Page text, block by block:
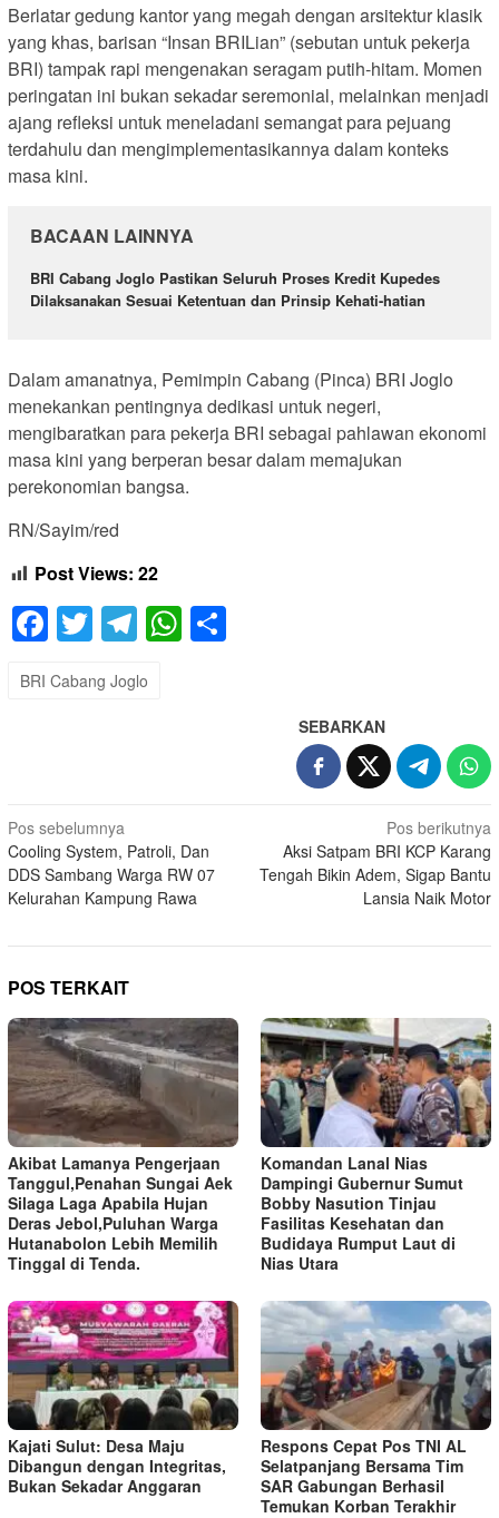
Berlatar gedung kantor yang megah dengan arsitektur klasik
yang khas, barisan “Insan BRILian” (sebutan untuk pekerja
BRI) tampak rapi mengenakan seragam putih-hitam. Momen
peringatan ini bukan sekadar seremonial, melainkan menjadi
ajang refleksi untuk meneladani semangat para pejuang
terdahulu dan mengimplementasikannya dalam konteks
masa kini.
BACAAN LAINNYA
BRI Cabang Joglo Pastikan Seluruh Proses Kredit Kupedes
Dilaksanakan Sesuai Ketentuan dan Prinsip Kehati-hatian
Dalam amanatnya, Pemimpin Cabang (Pinca) BRI Joglo
menekankan pentingnya dedikasi untuk negeri,
mengibaratkan para pekerja BRI sebagai pahlawan ekonomi
masa kini yang berperan besar dalam memajukan
perekonomian bangsa.
RN/Sayim/red
Post Views: 22
Facebook
Twitter
Telegram
WhatsApp
BRI Cabang Joglo
SEBARKAN
Navigasi
pos
Pos sebelumnya
Cooling System, Patroli, Dan
DDS Sambang Warga RW 07
Kelurahan Kampung Rawa
Pos berikutnya
Aksi Satpam BRI KCP Karang
Tengah Bikin Adem, Sigap Bantu
Lansia Naik Motor
POS TERKAIT
Akibat Lamanya Pengerjaan
Tanggul,Penahan Sungai Aek
Silaga Laga Apabila Hujan
Deras Jebol,Puluhan Warga
Hutanabolon Lebih Memilih
Tinggal di Tenda.
Komandan Lanal Nias
Dampingi Gubernur Sumut
Bobby Nasution Tinjau
Fasilitas Kesehatan dan
Budidaya Rumput Laut di
Nias Utara
Kajati Sulut: Desa Maju
Dibangun dengan Integritas,
Bukan Sekadar Anggaran
Respons Cepat Pos TNI AL
Selatpanjang Bersama Tim
SAR Gabungan Berhasil
Temukan Korban Terakhir